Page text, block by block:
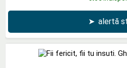
➤ alertă